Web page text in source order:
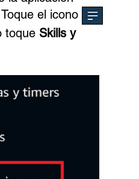
el icono
toque Skills y